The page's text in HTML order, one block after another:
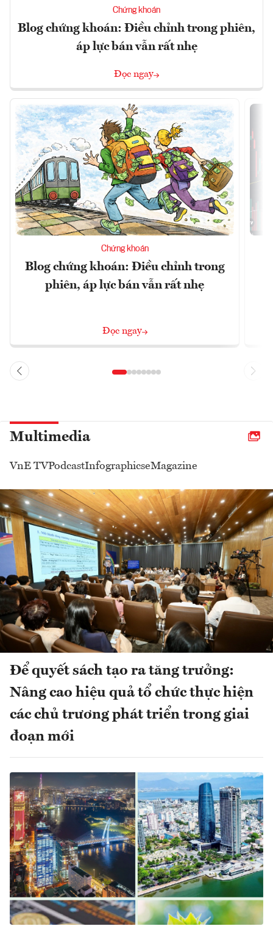
Chứng khoán
Blog chứng khoán: Điều chỉnh trong phiên,
áp lực bán vẫn rất nhẹ
Đọc ngay
Chứng khoán
Blog chứng khoán: Điều chỉnh trong
phiên, áp lực bán vẫn rất nhẹ
Đọc ngay
Multimedia
VnE TVPodcastInfographicseMagazine
Để quyết sách tạo ra tăng trưởng:
Nâng cao hiệu quả tổ chức thực hiện
các chủ trương phát triển trong giai
đoạn mới